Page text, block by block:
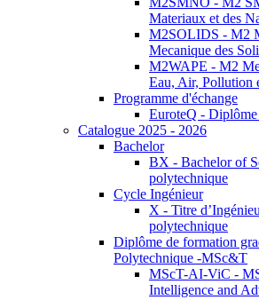
Materiaux et des
M2SOLIDS - M2
Mecanique des
M2WAPE - M2
Eau, Air, Pollution
Programme d'échange
EuroteQ -
Catalogue 2025 - 2026
Bachelor
BX - Bachelor of
polytechnique
Cycle Ingénieur
X - Titre
polytechnique
Diplôme de formation
Polytechnique -MSc&T
MScT-AI-ViC -
Intelligence and